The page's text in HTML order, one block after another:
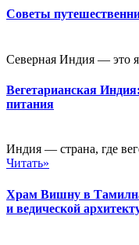
Советы
Северная Индия — это
Вегетарианская
питания
Индия — страна, где
Читать»
Храм Вишну в
и ведической